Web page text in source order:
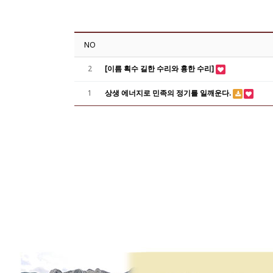
NO
2 [이름 획수 길한 수리와 흉한 수리]
1 상생 에너지로 민족의 정기를 일깨운다.